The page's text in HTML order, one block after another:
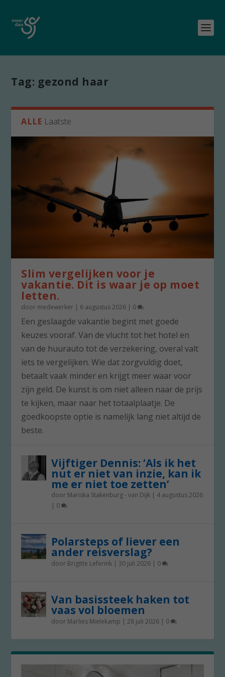
Tag: gezond haar
ALLE Laatste
Slim vergelijken voor je
vakantie. Dit is waar je op moet
letten.
door medewerker | 6 augustus 2026 | 0
Een geslaagde vakantie begint met goede
keuzes vooraf. Van de vlucht tot het hotel en
van de huurauto tot de verzekering, overal valt
iets te vergelijken. Wie dat zorgvuldig doet,
betaalt vaak minder en krijgt meer waar voor
zijn geld. De kunst is om niet alleen naar de prijs
te kijken, maar naar het totaalplaatje. De
goedkoopste optie is namelijk lang niet altijd de
beste.
Vijftiger Dennis: ‘Als ik het
nut er niet van inzie, kan ik
me er niet toe zetten’
door Mariska Stakenburg - van Dijk | 4 augustus 2026
| 0
Polarsteps of liever een
ander reisverslag?
door Brigitte Leferink | 30 juli 2026 | 0
Van basissteek haken tot
vaas vol bloemen
door Marlies Mielekamp |28 juli 2026 | 0